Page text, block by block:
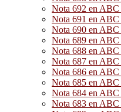
Nota 692 en ABC
Nota 691 en ABC
Nota 690 en ABC
Nota 689 en ABC
Nota 688 en ABC
Nota 687 en ABC
Nota 686 en ABC
Nota 685 en ABC
Nota 684 en ABC
Nota 683 en ABC